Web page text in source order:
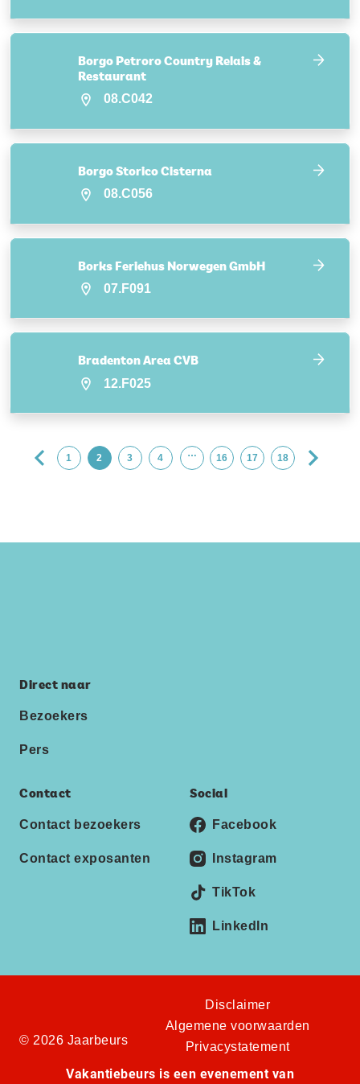
Borgo Petroro Country Relais &
Restaurant
08.C042
Borgo Storico Cisterna
08.C056
Borks Feriehus Norwegen GmbH
07.F091
Bradenton Area CVB
12.F025
1 2 3 4 … 16 17 18
Direct naar
Bezoekers
Pers
Contact
Contact bezoekers
Contact exposanten
Social
Facebook
Instagram
TikTok
LinkedIn
© 2026 Jaarbeurs
Disclaimer
Algemene voorwaarden
Privacystatement
Vakantiebeurs is een evenement van